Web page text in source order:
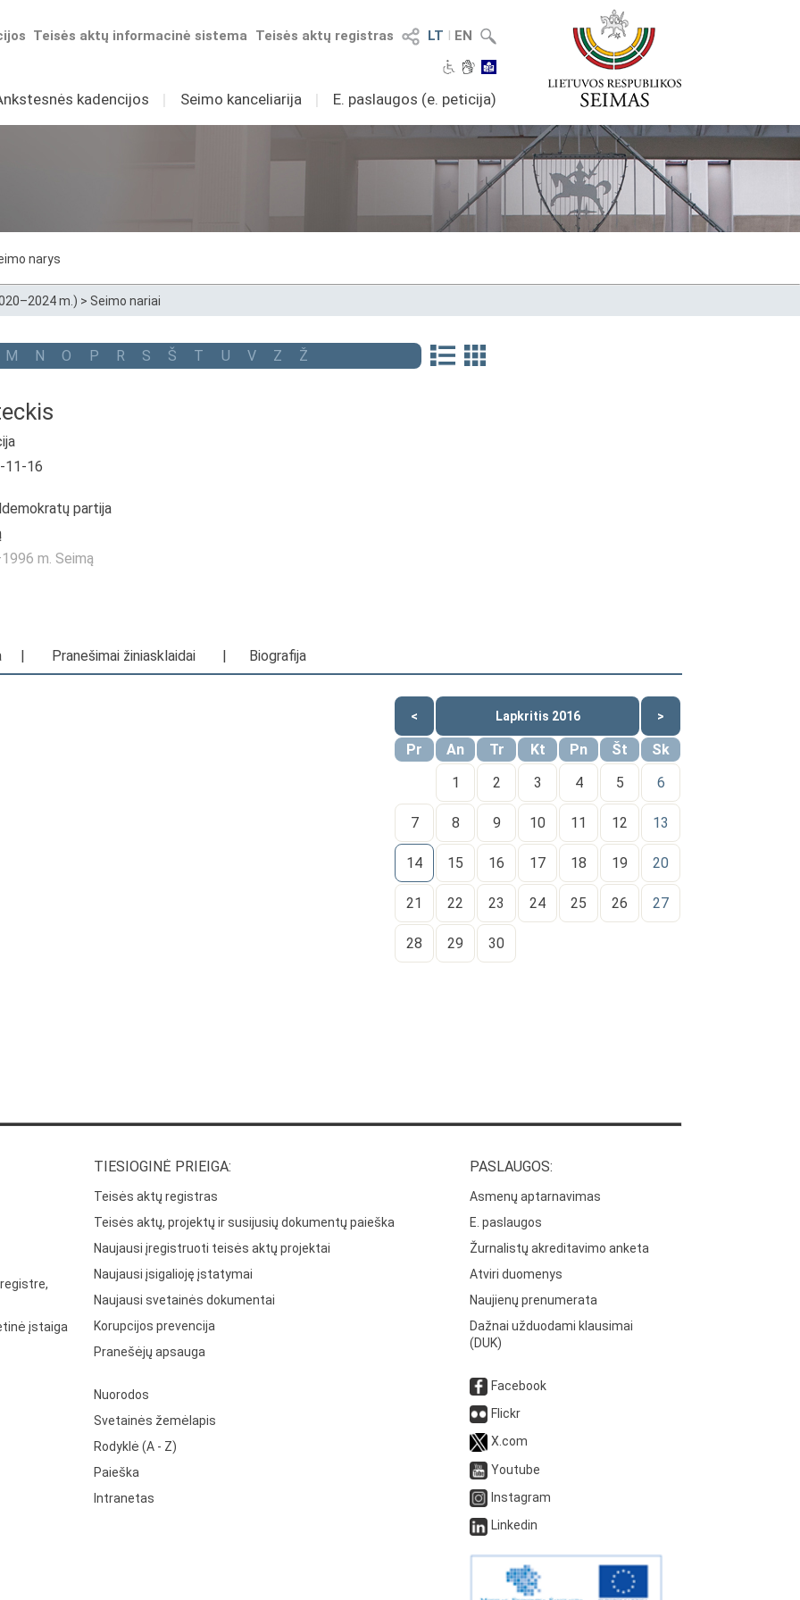
LT I EN
Teisės aktų registras
Teisės aktų informacinė sistema
kadencijos I Seimo kanceliarija I E. paslaugos (e. peticija)
narys
m.) > Seimo nariai
M N O P R S Š T U V Z Ž
11-16
partija
m. Seimą
| Pranešimai žiniasklaidai | Biografija
< Lapkritis 2016 >
Pr An Tr Kt Pn Št
Sk
1
2 3 4 5 6
7 8 9 10 11 12 13
14 15 16 17 18 19 20
21 22 23 24 25 26 27
28 29 30
įstaiga
TIESIOGINĖ PRIEIGA:
Teisės aktų registras
Teisės aktų, projektų ir susijusių dokumentų paieška
Naujausi įregistruoti teisės aktų projektai
Naujausi įsigalioję įstatymai
Naujausi svetainės dokumentai
Korupcijos prevencija
Pranešėjų apsauga
Nuorodos
Svetainės žemėlapis
Rodyklė (A - Z)
Paieška
Intranetas
PASLAUGOS:
Asmenų aptarnavimas
E. paslaugos
Žurnalistų akreditavimo anketa
Atviri duomenys
Naujienų prenumerata
Dažnai užduodami klausimai
(DUK)
Facebook
Flickr
X.com
Youtube
Instagram
Linkedin